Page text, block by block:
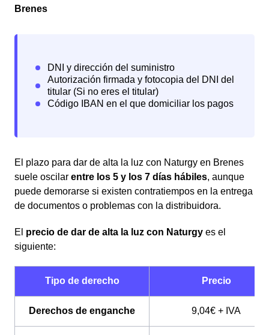
Brenes
El plazo para dar de alta la luz con Naturgy en Brenes
suele oscilar entre los 5 y los 7 días hábiles, aunque
puede demorarse si existen contratiempos en la entrega
de documentos o problemas con la distribuidora.
El precio de dar de alta la luz con Naturgy es el
siguiente:
Tipo de derecho Precio
Derechos de enganche 9,04€ + IVA